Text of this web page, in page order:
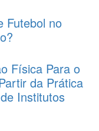
Futebol no
Física Para o
da Prática
Institutos